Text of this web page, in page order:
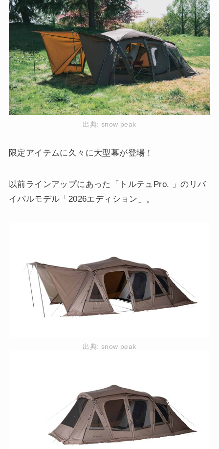
出典: snow peak
限定アイテムに久々に大型幕が登場！
以前ラインアップにあった「トルテュPro. 」のリバ
イバルモデル「2026エディション」。
出典: snow peak